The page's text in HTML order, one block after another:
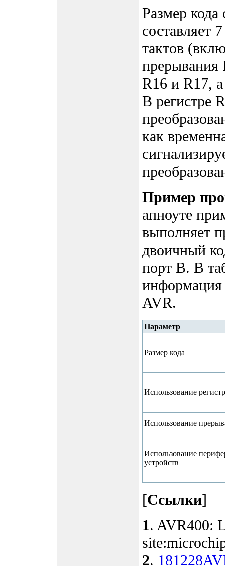
Размер
составляет
тактов
прерывания
R16 и R17,
В регистре
как
Пример
апноуте
выполняет
двоичный
порт B. В
информация
AVR.
Параметр
Размер кода
Использование
Использование
Использование
устройств
[Ссылки]
1. AVR400:
2.